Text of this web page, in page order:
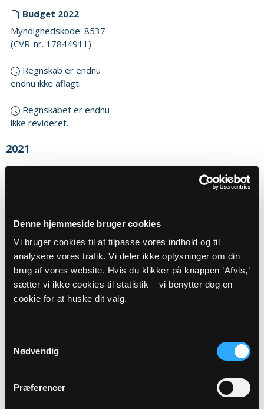
Denne hjemmeside bruger cookies
Vi bruger cookies til at tilpasse vores indhold og til
analysere vores trafik. Vi deler ikke oplysninger om din
brug af vores website. Hvis du klikker på knappen ’Afvis,’
sætter vi ikke cookies til statistik – vi benytter dog en
cookie for at huske dit valg.
Nødvendig
Præferencer
Budget 2022
Myndighedskode: 8537
(CVR-nr. 17844911)
Regnskab er endnu
endnu ikke aflagt.
Regnskabet er endnu
ikke revideret.
2021
Budget 2021
Regnskab 2021
Myndighedskode: 8537
(CVR-nr. 17844911)
Inkluderet i regnskab 2021.
2020
(CVR-nr. 17844911)